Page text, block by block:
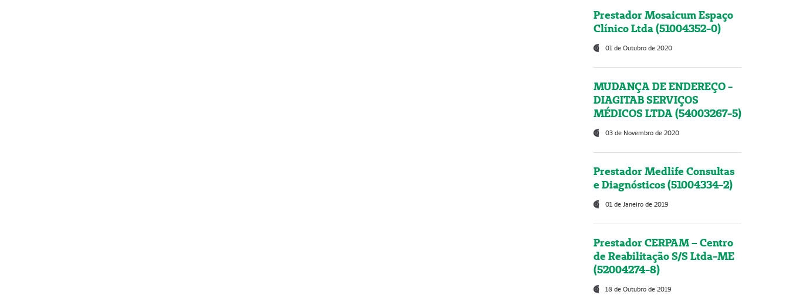
Prestador Mosaicum Espaço
Clínico Ltda (51004352-0)
01 de Outubro de 2020
MUDANÇA DE ENDEREÇO -
DIAGITAB SERVIÇOS
MÉDICOS LTDA (54003267-5)
03 de Novembro de 2020
Prestador Medlife Consultas
e Diagnósticos (51004334-2)
01 de Janeiro de 2019
Prestador CERPAM – Centro
de Reabilitação S/S Ltda-ME
(52004274-8)
18 de Outubro de 2019